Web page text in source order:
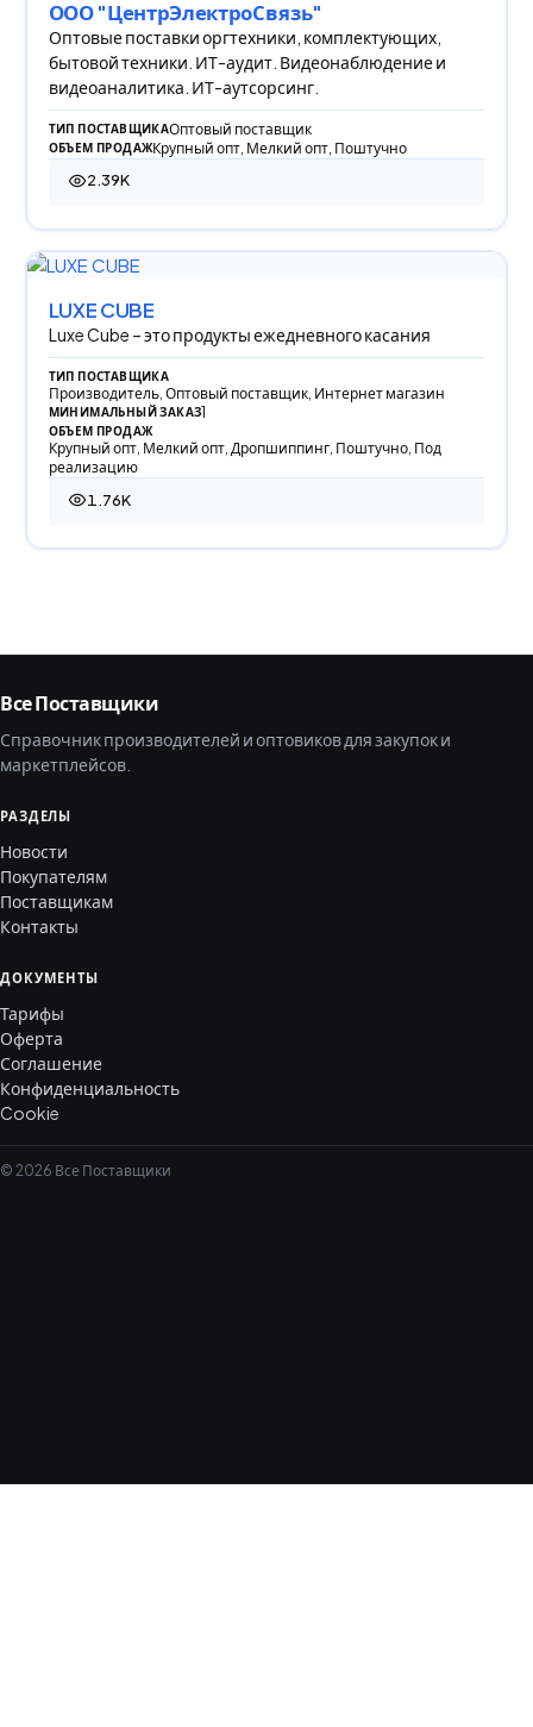
ООО "ЦентрЭлектроСвязь"
Оптовые поставки оргтехники, комплектующих,
бытовой техники. ИТ-аудит. Видеонаблюдение и
видеоаналитика. ИТ-аутсорсинг.
ТИП ПОСТАВЩИКАОптовый поставщик
ОБЪЕМ ПРОДАЖКрупный опт, Мелкий опт, Поштучно
2.39K
2 387 просмотров
LUXE CUBE
Luxe Cube – это продукты ежедневного касания
ТИП ПОСТАВЩИКА
Производитель, Оптовый поставщик, Интернет магазин
МИНИМАЛЬНЫЙ ЗАКАЗ1
ОБЪЕМ ПРОДАЖ
Крупный опт, Мелкий опт, Дропшиппинг, Поштучно, Под
реализацию
1.76K
1 758 просмотров
Все Поставщики
Справочник производителей и оптовиков для закупок и
маркетплейсов.
РАЗДЕЛЫ
Новости
Покупателям
Поставщикам
Контакты
ДОКУМЕНТЫ
Тарифы
Оферта
Соглашение
Конфиденциальность
Cookie
© 2026 Все Поставщики